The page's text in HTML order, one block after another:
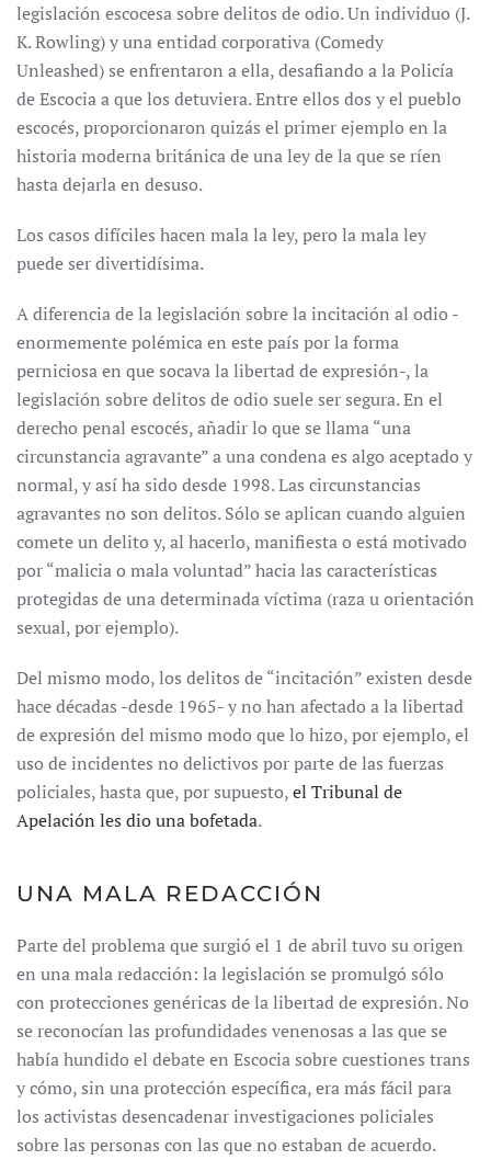
legislación escocesa sobre delitos de odio. Un individuo (J.
K. Rowling) y una entidad corporativa (Comedy
Unleashed) se enfrentaron a ella, desafiando a la Policía
de Escocia a que los detuviera. Entre ellos dos y el pueblo
escocés, proporcionaron quizás el primer ejemplo en la
historia moderna británica de una ley de la que se ríen
hasta dejarla en desuso.
Los casos difíciles hacen mala la ley, pero la mala ley
puede ser divertidísima.
A diferencia de la legislación sobre la incitación al odio -
enormemente polémica en este país por la forma
perniciosa en que socava la libertad de expresión-, la
legislación sobre delitos de odio suele ser segura. En el
derecho penal escocés, añadir lo que se llama “una
circunstancia agravante” a una condena es algo aceptado y
normal, y así ha sido desde 1998. Las circunstancias
agravantes no son delitos. Sólo se aplican cuando alguien
comete un delito y, al hacerlo, manifiesta o está motivado
por “malicia o mala voluntad” hacia las características
protegidas de una determinada víctima (raza u orientación
sexual, por ejemplo).
Del mismo modo, los delitos de “incitación” existen desde
hace décadas -desde 1965- y no han afectado a la libertad
de expresión del mismo modo que lo hizo, por ejemplo, el
uso de incidentes no delictivos por parte de las fuerzas
policiales, hasta que, por supuesto,el Tribunal de
Apelación les dio una bofetada.
UNA MALA REDACCIÓN
Parte del problema que surgió el 1 de abril tuvo su origen
en una mala redacción: la legislación se promulgó sólo
con protecciones genéricas de la libertad de expresión. No
se reconocían las profundidades venenosas a las que se
había hundido el debate en Escocia sobre cuestiones trans
y cómo, sin una protección específica, era más fácil para
los activistas desencadenar investigaciones policiales
sobre las personas con las que no estaban de acuerdo.